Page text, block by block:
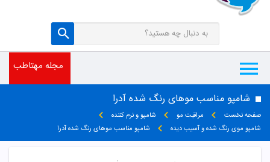
مجله مهتاطب
شامپو مناسب موهای رنگ شده آدرا
صفحه نخست مراقبت مو
شامپو و نرم کننده
شامپو موی رنگ شده و آسیب دیده
شامپو مناسب موهای رنگ شده آدرا